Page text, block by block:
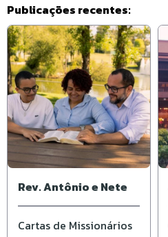
Publicações recentes:
Rev. Antônio e Nete
Cartas de Missionários